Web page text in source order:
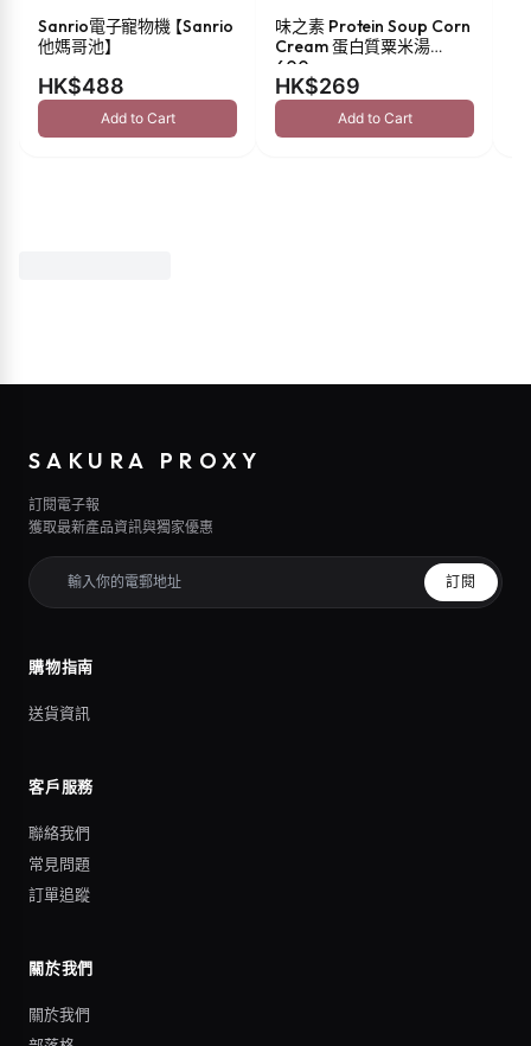
Sanrio電子寵物機 【Sanrio
他媽哥池】
HK$488
Add to Cart
味之素 Protein Soup Corn
Cream 蛋白質粟米湯
600g
HK$269
Add to Cart
SAKURA PROXY
訂閱電子報
獲取最新產品資訊與獨家優惠
訂閱
購物指南
送貨資訊
客戶服務
聯絡我們
常見問題
訂單追蹤
關於我們
關於我們